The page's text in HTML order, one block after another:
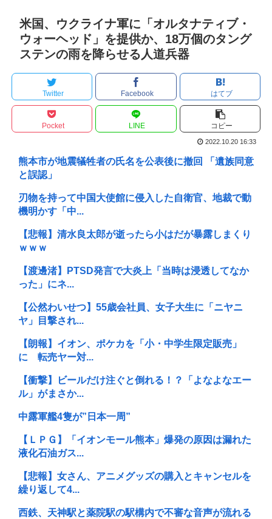
米国、ウクライナ軍に「オルタナティブ・
ウォーヘッド」を提供か、18万個のタング
ステンの雨を降らせる人道兵器
Twitter Facebook はてブ
Pocket LINE コピー
2022.10.20 16:33
熊本市が地震犠牲者の氏名を公表後に撤回 「遺族同意
と誤認」
刃物を持って中国大使館に侵入した自衛官、地裁で動
機明かす「中...
【悲報】清水良太郎が逝ったら小はだが暴露しまくり
ｗｗｗ
【渡邊渚】PTSD発言で大炎上「当時は浸透してなか
った」にネ...
【公然わいせつ】55歳会社員、女子大生に「ニヤニ
ヤ」目撃され...
【朗報】イオン、ポケカを「小・中学生限定販売」
に 転売ヤー対...
【衝撃】ビールだけ注ぐと倒れる！？「よなよなエー
ル」がまさか...
中露軍艦4隻が”日本一周”
【ＬＰＧ】「イオンモール熊本」爆発の原因は漏れた
液化石油ガス...
【悲報】女さん、アニメグッズの購入とキャンセルを
繰り返して4...
西鉄、天神駅と薬院駅の駅構内で不審な音声が流れる